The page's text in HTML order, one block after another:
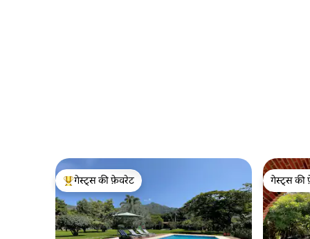
गेस्ट्स का टॉप फ़ेवरेट
गेस्ट्स की फ़ेवरेट
गेस्ट्स की
गेस्ट्स की